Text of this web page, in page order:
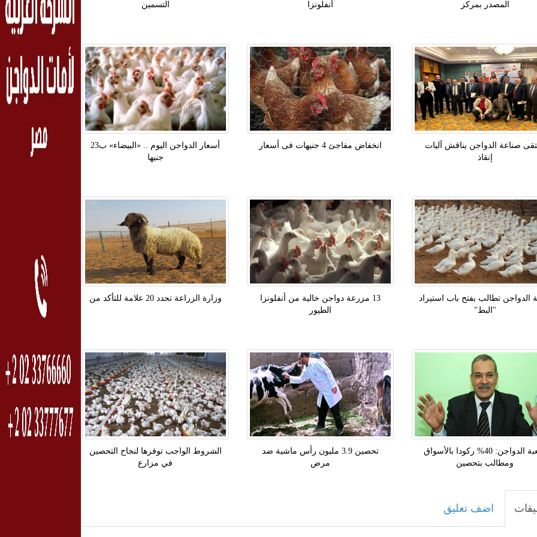
التسمين أنفلونزا المصدر بمركز
أسعار الدواجن اليوم .. «البيضاء» ب23
جنيها
انخفاض مفاجئ 4 جنيهات فى أسعار
صناعة الدواجن يناقش آليات
إنقاذ
وزارة الزراعة تحدد‫ 20 علامة للتأكد من
13 مزرعة دواجن خالية من أنفلونزا
الطيور
الدواجن تطالب بفتح باب استيراد
"البط"
الشروط الواجب توفرها لنجاح التحصين
في مزارع
تحصين 3.9 مليون رأس ماشية ضد
مرض
شعبة الدواجن: 40% ركودا بالأسواق
ومطالب بتحصين
اضف تعليق